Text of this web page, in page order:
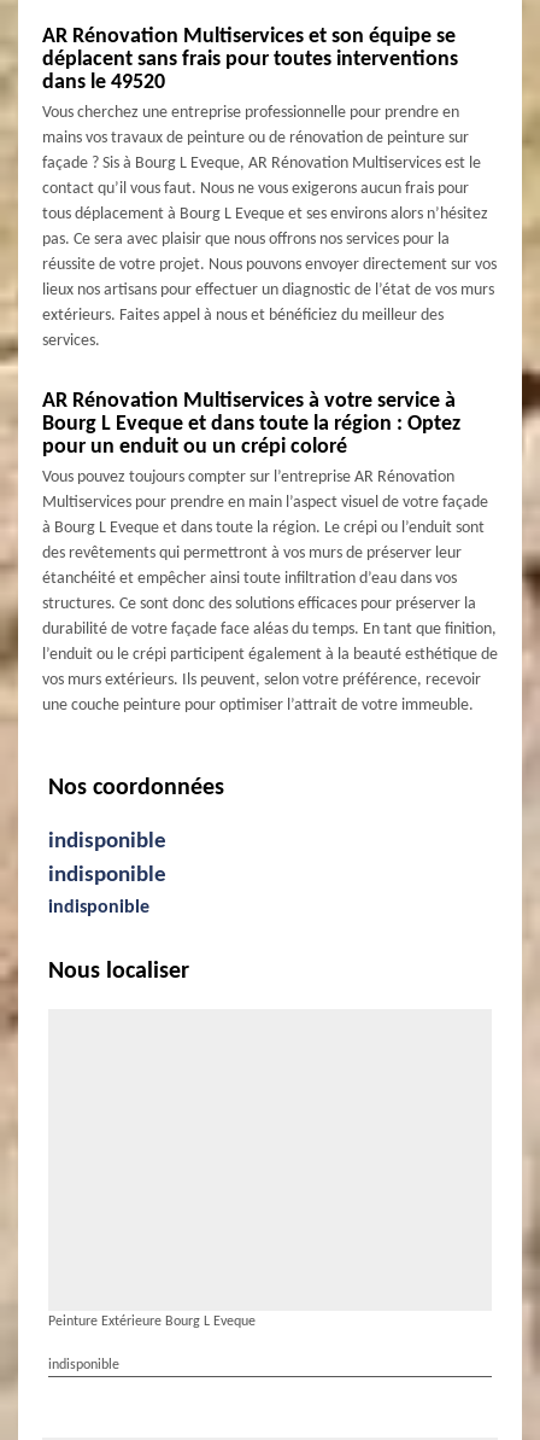
AR Rénovation Multiservices et son équipe se
déplacent sans frais pour toutes interventions
dans le 49520
Vous cherchez une entreprise professionnelle pour prendre en
mains vos travaux de peinture ou de rénovation de peinture sur
façade ? Sis à Bourg L Eveque, AR Rénovation Multiservices est le
contact qu’il vous faut. Nous ne vous exigerons aucun frais pour
tous déplacement à Bourg L Eveque et ses environs alors n’hésitez
pas. Ce sera avec plaisir que nous offrons nos services pour la
réussite de votre projet. Nous pouvons envoyer directement sur vos
lieux nos artisans pour effectuer un diagnostic de l’état de vos murs
extérieurs. Faites appel à nous et bénéficiez du meilleur des
services.
AR Rénovation Multiservices à votre service à
Bourg L Eveque et dans toute la région : Optez
pour un enduit ou un crépi coloré
Vous pouvez toujours compter sur l’entreprise AR Rénovation
Multiservices pour prendre en main l’aspect visuel de votre façade
à Bourg L Eveque et dans toute la région. Le crépi ou l’enduit sont
des revêtements qui permettront à vos murs de préserver leur
étanchéité et empêcher ainsi toute infiltration d’eau dans vos
structures. Ce sont donc des solutions efficaces pour préserver la
durabilité de votre façade face aléas du temps. En tant que finition,
l’enduit ou le crépi participent également à la beauté esthétique de
vos murs extérieurs. Ils peuvent, selon votre préférence, recevoir
une couche peinture pour optimiser l’attrait de votre immeuble.
Nos coordonnées
indisponible
indisponible
indisponible
Nous localiser
Peinture Extérieure Bourg L Eveque
indisponible